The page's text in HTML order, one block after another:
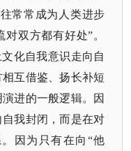
常常成为人类进步
双方都有好处”。
化自我意识走向自
互借鉴、扬长补短
进的一般逻辑。
因
我封闭，而是在对
因为只有在向 “他